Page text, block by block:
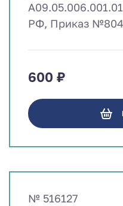
РФ, Приказ
600 ₽
№ 516127